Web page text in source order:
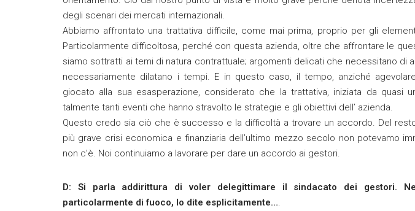
degli scenari dei mercati internazionali.
Abbiamo affrontato una trattativa difficile, come mai prima, proprio per gli
Particolarmente difficoltosa, perché con questa azienda, oltre che affrontare le
siamo sottratti ai temi di natura contrattuale; argomenti delicati che necessitano di
necessariamente dilatano i tempi. E in questo caso, il tempo, anziché
giocato alla sua esasperazione, considerato che la trattativa, iniziata da quasi
talmente tanti eventi che hanno stravolto le strategie e gli obiettivi dell’ azienda.
Questo credo sia ciò che è successo e la difficoltà a trovare un accordo. Del
più grave crisi economica e finanziaria dell’ultimo mezzo secolo non potevamo
non c’è. Noi continuiamo a lavorare per dare un accordo ai gestori.
D: Si parla addirittura di voler delegittimare il sindacato dei gestori.
particolarmente di fuoco, lo dite esplicitamente…